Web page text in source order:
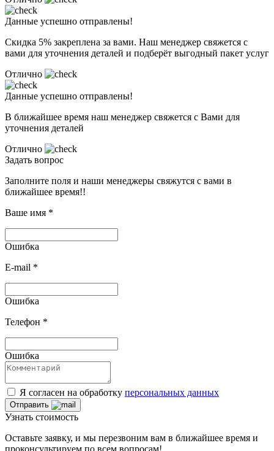
Данные успешно отправлены!
Скидка 5% закреплена за вами. Наш менеджер свяжется с
вами для уточнения деталей и подберёт выгодный пакет услуг
Отлично
Данные успешно отправлены!
В ближайшее время наш менеджер свяжется с Вами для
уточнения деталей
Отлично
Задать вопрос
Заполните поля и наши менеджеры свяжутся с вами в
ближайшее время!!
Ваше имя *
Ошибка
E-mail *
Ошибка
Телефон *
Ошибка
Я согласен на обработку персональных данных
Отправить
Узнать стоимость
Оставьте заявку, и мы перезвоним вам в ближайшее время и